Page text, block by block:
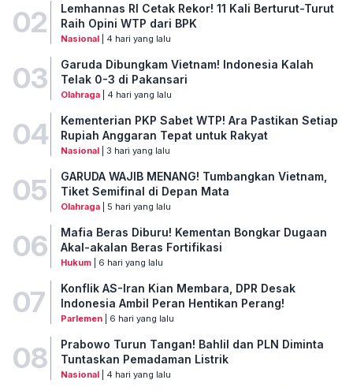
02
Lemhannas RI Cetak Rekor! 11 Kali Berturut-Turut
Raih Opini WTP dari BPK
Nasional| 4 hari yang lalu
03
Garuda Dibungkam Vietnam! Indonesia Kalah
Telak 0-3 di Pakansari
Olahraga| 4 hari yang lalu
04
Kementerian PKP Sabet WTP! Ara Pastikan Setiap
Rupiah Anggaran Tepat untuk Rakyat
Nasional| 3 hari yang lalu
05
GARUDA WAJIB MENANG! Tumbangkan Vietnam,
Tiket Semifinal di Depan Mata
Olahraga| 5 hari yang lalu
06
Mafia Beras Diburu! Kementan Bongkar Dugaan
Akal-akalan Beras Fortifikasi
Hukum| 6 hari yang lalu
07
Konflik AS-Iran Kian Membara, DPR Desak
Indonesia Ambil Peran Hentikan Perang!
Parlemen| 6 hari yang lalu
08
Prabowo Turun Tangan! Bahlil dan PLN Diminta
Tuntaskan Pemadaman Listrik
Nasional| 4 hari yang lalu